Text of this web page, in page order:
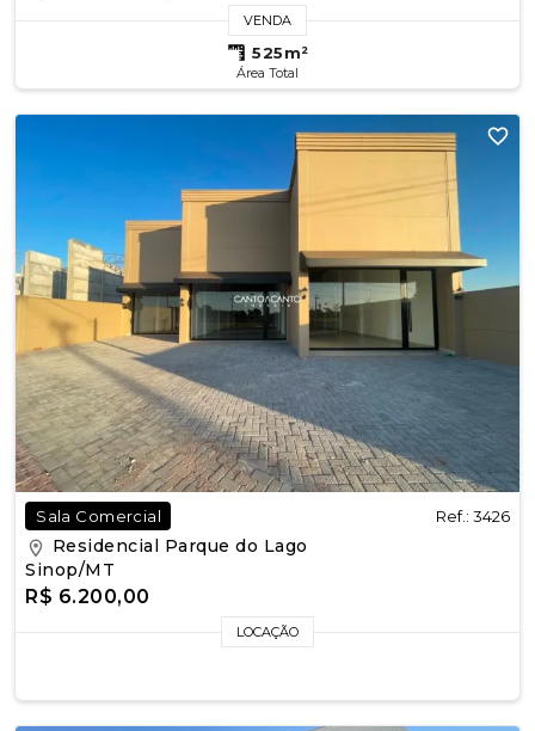
VENDA
525m²
Área Total
Sala Comercial Ref.: 3426
Residencial Parque do Lago
Sinop/MT
R$ 6.200,00
LOCAÇÃO